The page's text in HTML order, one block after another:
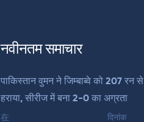
नवीनतम समाचार
पाकिस्तान वुमन ने जिम्बाब्वे को 207 रन से
हराया, सीरीज में बना 2-0 का अग्रता
在 दिनांक